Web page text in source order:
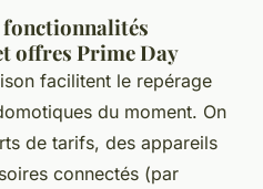
offres Prime Day
facilitent le repérage
du moment. On
de tarifs, des appareils
connectés (par